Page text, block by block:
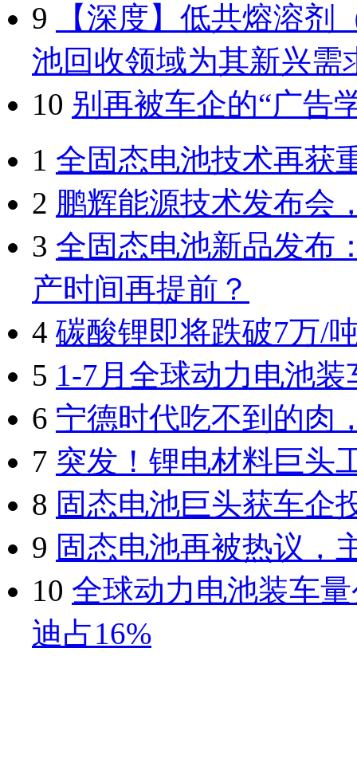
9
【深度】低共熔溶剂
池回收领域为其新兴需
10 别再被车企的“广告
1 全固态电池技术再获
2 鹏辉能源技术发布会
3 全固态电池新品发布
产时间再提前？
4 碳酸锂即将跌破7万/
5 1-7月全球动力电池装
6 宁德时代吃不到的肉
7 突发！锂电材料巨头
8 固态电池巨头获车企
9 固态电池再被热议，
10 全球动力电池装车
迪占16%